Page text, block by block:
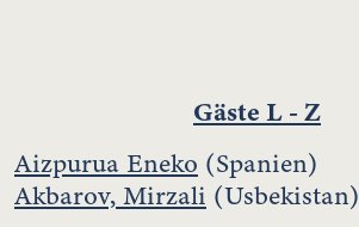
Gäste L - Z
Aizpurua Eneko (Spanien)
Akbarov, Mirzali (Usbekistan)